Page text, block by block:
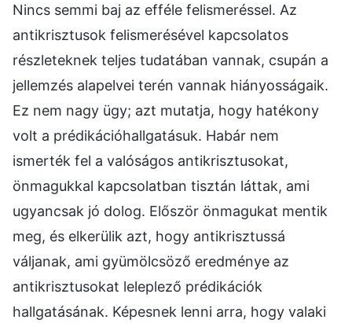
Nincs semmi baj az efféle felismeréssel. Az
antikrisztusok felismerésével kapcsolatos
részleteknek teljes tudatában vannak, csupán a
jellemzés alapelvei terén vannak hiányosságaik.
Ez nem nagy ügy; azt mutatja, hogy hatékony
volt a prédikációhallgatásuk. Habár nem
ismerték fel a valóságos antikrisztusokat,
önmagukkal kapcsolatban tisztán láttak, ami
ugyancsak jó dolog. Először önmagukat mentik
meg, és elkerülik azt, hogy antikrisztussá
váljanak, ami gyümölcsöző eredménye az
antikrisztusokat leleplező prédikációk
hallgatásának. Képesnek lenni arra, hogy valaki